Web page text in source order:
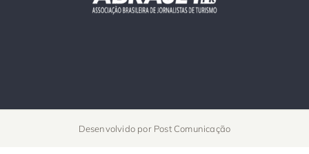
Desenvolvido por Post Comunicação